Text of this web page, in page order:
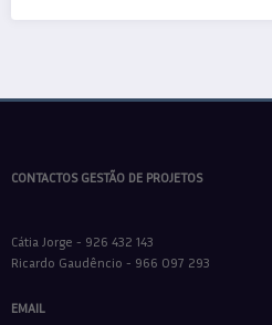
CONTACTOS GESTÃO DE PROJETOS
Cátia Jorge - 926 432 143
Ricardo Gaudêncio - 966 097 293
EMAIL